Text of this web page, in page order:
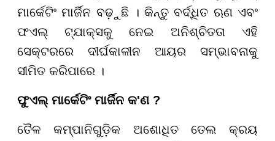
ମାର୍କେଟିଂ ମାର୍ଜିନ ବଢ଼ୁଛି । କିନ୍ତୁ ବର୍ଦ୍ଧିତ ଋଣ ଏବଂ
ଫଏଲ୍ ଟ୍ଯାକ୍ସକୁ ନେଇ ଅନିଶ୍ଚିତତା ଏହି
ସେକ୍ଟରରେ ଦୀର୍ଘକାଳୀନ ଆୟର ସମ୍ଭାବନାକୁ
ସୀମିତ କରିପାରେ ।
ଫୁଏଲ୍ ମାର୍କେଟିଂ ମାର୍ଜିନ କ'ଣ ?
ତୈଳ କମ୍ପାନିଗୁଡ଼ିକ ଅଶୋଧିତ ତେଲ କ୍ରୟ